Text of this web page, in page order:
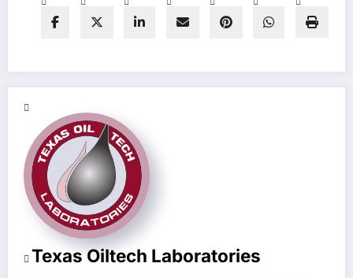
Texas Oiltech Laboratories